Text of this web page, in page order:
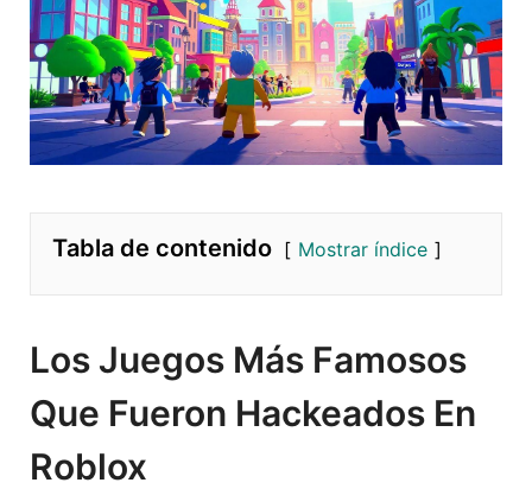
Tabla de contenido Mostrar índice
Los Juegos Más Famosos
Que Fueron Hackeados En
Roblox